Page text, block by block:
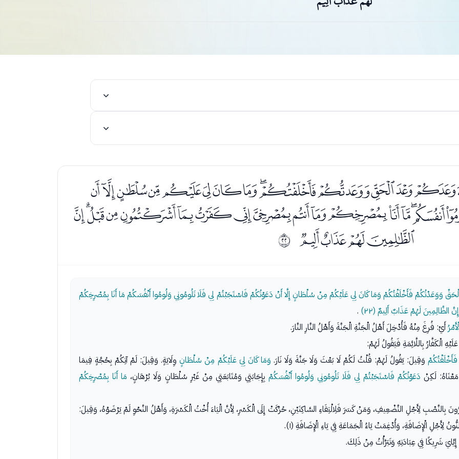
ﯙﯚﯛﯜ ﰕ
وَوَعَدْتُكُمْ فَأَخْلَفْتُكُمْ وَمَا كَانَ لِي عَلَيْكُمْ مِنْ سُلْطَانٍ إِلَّا أَنْ دَعَوْتُكُمْ فَاسْتَجَبْتُمْ لِي فَلَا تَلُومُونِي وَلُومُوا أَنْفُسَكُمْ مَا أَنَا بِمُصْرِخِكُمْ
لَهُمْ عَذَابٌ أَلِيمٌ (٢٢)
.
أَيْ: فُرِغَ مِنْهُ فَأُدْخِلَ أَهْلُ الْجَنَّةِ الْجَنَّةَ وَأَهْلُ النَّارِ النَّارَ.
الْكَفَّارُ بِاللَّائِمَةِ فَيَقُولُ لَهُمْ:
وَقِيلَ: يَقُولُ لَهُمْ: قُلْتُ لَكُمْ لَا بَعْثَ وَلَا جَنَّةَ وَلَا نَارَ. وَمَا كَانَ لِيَ عَلَيْكُمْ مِنْ سُلْطَانٍوِلَايَةٍ. وَقِيلَ: لَمْ آتِكُمْ بِحُجَّةٍ فِيمَا
لَكِنْ دَعَوْتُكُمْ فَاسْتَجَبْتُمْ لِي فَلَا تَلُومُونِي وَلُومُوا أَنْفُسَكُمْبِإِجَابَتِي وَمُتَابَعَتِي مِنْ غَيْرِ سُلْطَانٍ وَلَا بُرْهَانٍ، مَا أَنَا بِمُصْرِخِكُمْ
بِالنَّصْبِ لِأَجْلِ التَّضْعِيفِ، وَمَنْ كَسَرَ فَلِالْتِقَاءِ السَّاكِنَيْنِ، حُرِّكَتْ إِلَى الْكَسْرِ، لِأَنَّ الْيَاءَ أُخْتُ الْكَسْرَةِ، وَأَهْلُ النَّحْوِ لَمْ يَرْضَوْهُ، وَقِيلَ:
الْإِضَافَةِ، وَأُدْغِمَتْ يَاءُ الْجَمَاعَةِ فِي يَاءِ الْإِضَافَةِ (١).
شَرِيكًا فِي عِبَادَتِهِ وَتَبَرَّأْتُ مِنْ ذَلِكَ.